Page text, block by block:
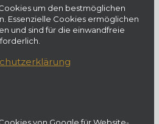
um den bestmöglichen
Essenzielle Cookies ermöglichen
und sind für die einwandfreie